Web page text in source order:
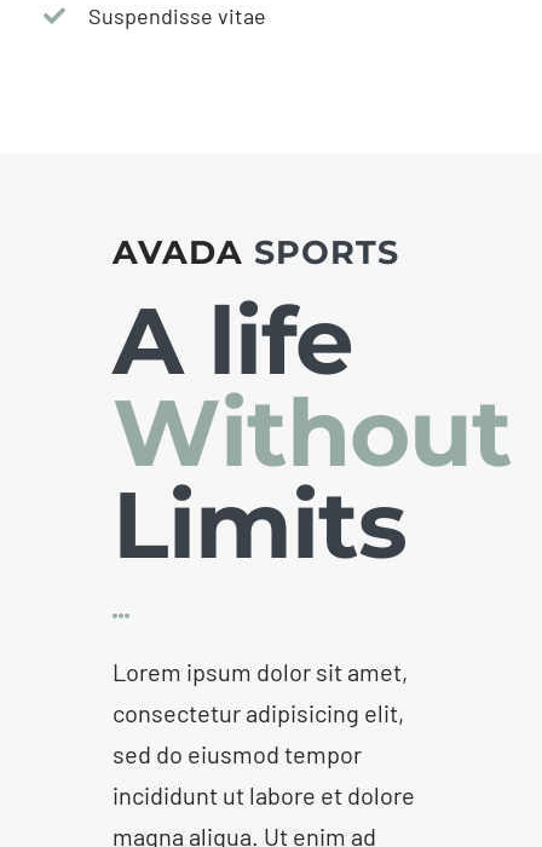
Suspendisse vitae
AVADA SPORTS
A life
Without
Limits
Lorem ipsum dolor sit amet,
consectetur adipisicing elit,
sed do eiusmod tempor
incididunt ut labore et dolore
magna aliqua. Ut enim ad